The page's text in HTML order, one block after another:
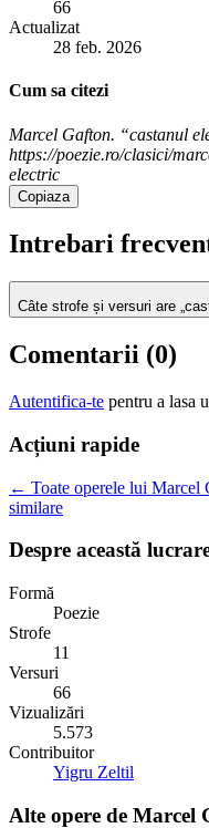
66
Actualizat
28 feb. 2026
Cum sa citezi
Marcel Gafton. “castanul
https://poezie.ro/clasici/
electric
Copiaza
Intrebari
Câte strofe și versuri are
Comentarii (0)
Autentifica-te pentru a lasa
Acțiuni rapide
← Toate operele lui Marcel
similare
Despre această
Formă
Poezie
Strofe
11
Versuri
66
Vizualizări
5.573
Contribuitor
Yigru Zeltil
Alte opere de Marcel